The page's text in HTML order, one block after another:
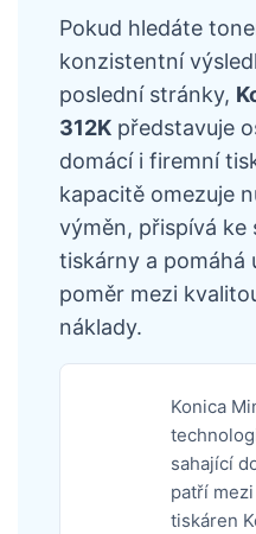
Pokud hledáte
konzistentní
poslední stránky,
312K představuje
domácí i firemní
kapacitě omezuje
výměn, přispívá ke
tiskárny a pomáhá
poměr mezi
náklady.
Konica
sahající
patří
tiskáren